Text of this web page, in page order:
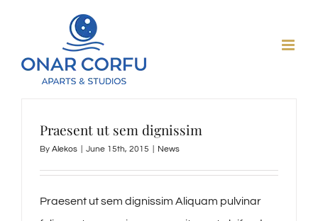
content
Praesent ut sem dignissim
By Alekos June 15th, 2015 News
Praesent ut sem dignissim Aliquam pulvinar